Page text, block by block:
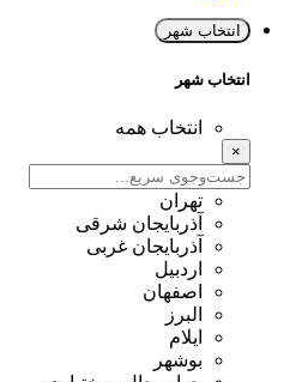
انتخاب شهر
انتخاب شهر
انتخاب همه
×
تهران
آذربایجان شرقی
آذربایجان غربی
اردبیل
اصفهان
البرز
ایلام
بوشهر